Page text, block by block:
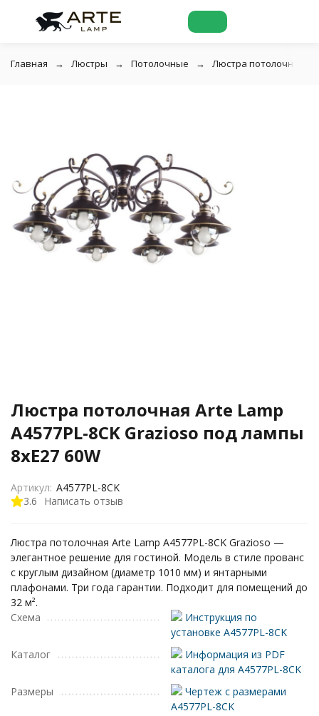
Главная Люстры Потолочные Люстра потолочная
Люстра потолочная Arte Lamp
A4577PL-8CK Grazioso под лампы
8xE27 60W
3.6 Написать отзыв
Артикул: A4577PL-8CK
Люстра потолочная Arte Lamp A4577PL-8CK Grazioso —
элегантное решение для гостиной. Модель в стиле прованс
с круглым дизайном (диаметр 1010 мм) и янтарными
плафонами. Три года гарантии. Подходит для помещений до
32 м².
Схема
Инструкция по
установке A4577PL-8CK
Каталог
Информация из PDF
каталога для A4577PL-8CK
Размеры
Чертеж с размерами
A4577PL-8CK